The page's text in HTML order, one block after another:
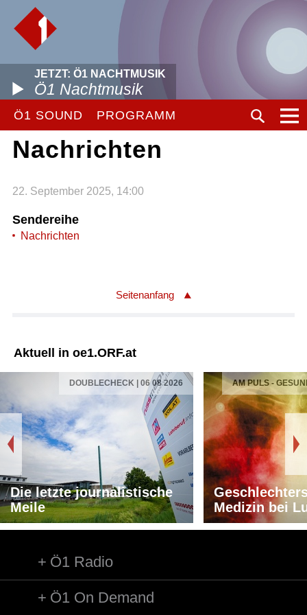
JETZT: Ö1 NACHTMUSIK
Ö1 Nachtmusik
Ö1 SOUND PROGRAMM
Nachrichten
22. September 2025, 14:00
Sendereihe
Nachrichten
Seitenanfang
Aktuell in oe1.ORF.at
DOUBLECHECK | 06 08 2026
Die letzte journalistische
Meile
AM PULS -
Medizin bei
Ö1 Radio
Ö1 On Demand